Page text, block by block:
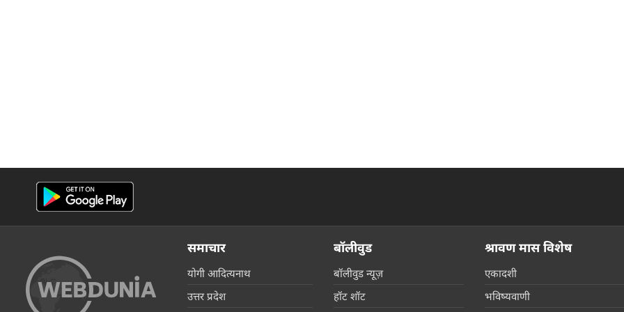
समाचार
योगी आदित्यनाथ
उत्तर प्रदेश
बॉलीवुड
बॉलीवुड न्यूज़
हॉट शॉट
श्रावण मास विशेष
एकादशी
भविष्यवाणी